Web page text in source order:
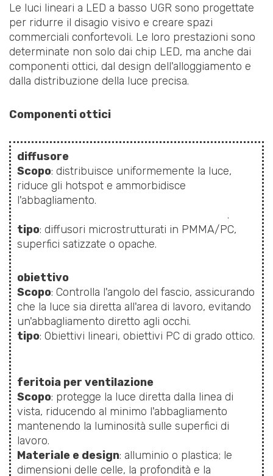
Le luci lineari a LED a basso UGR sono progettate
per ridurre il disagio visivo e creare spazi
commerciali confortevoli. Le loro prestazioni sono
determinate non solo dai chip LED, ma anche dai
componenti ottici, dal design dell'alloggiamento e
dalla distribuzione della luce precisa.
Componenti ottici
diffusore
Scopo: distribuisce uniformemente la luce,
riduce gli hotspot e ammorbidisce
l'abbagliamento.
.
tipo: diffusori microstrutturati in PMMA/PC,
superfici satizzate o opache.
obiettivo
Scopo: Controlla l'angolo del fascio, assicurando
che la luce sia diretta all'area di lavoro, evitando
un'abbagliamento diretto agli occhi.
tipo: Obiettivi lineari, obiettivi PC di grado ottico.
feritoia per ventilazione
Scopo: protegge la luce diretta dalla linea di
vista, riducendo al minimo l'abbagliamento
mantenendo la luminosità sulle superfici di
lavoro.
Materiale e design: alluminio o plastica; le
dimensioni delle celle, la profondità e la